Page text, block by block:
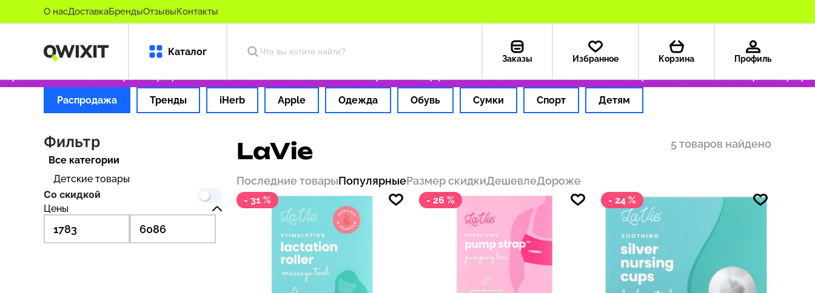
О насДоставкаБрендыОтзывыКонтакты
Каталог
Заказы Избранное Корзина Профиль
товары Оформляем заказ за 1 час Оплата картой РФ Доставка из США — 199 ₽ Только оригинальные товары
Распродажа Тренды iHerb Apple Одежда Обувь Сумки Спорт Детям
Фильтр
Все категории
Детские товары
Со скидкой
Цены
LaVie 5 товаров найдено
Последние товарыПопулярныеРазмер скидкиДешевлеДороже
- 31 % - 26 % - 24 %